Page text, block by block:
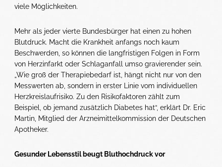
viele Möglichkeiten.
Mehr als jeder vierte Bundesbürger hat einen zu hohen
Blutdruck. Macht die Krankheit anfangs noch kaum
Beschwerden, so können die langfristigen Folgen in Form
von Herzinfarkt oder Schlaganfall umso gravierender sein.
„Wie groß der Therapiebedarf ist, hängt nicht nur von den
Messwerten ab, sondern in erster Linie vom individuellen
Herzkreislaufrisiko. Zu den Risikofaktoren zählt zum
Beispiel, ob jemand zusätzlich Diabetes hat“, erklärt Dr. Eric
Martin, Mitglied der Arzneimittelkommission der Deutschen
Apotheker.
Gesunder Lebensstil beugt Bluthochdruck vor